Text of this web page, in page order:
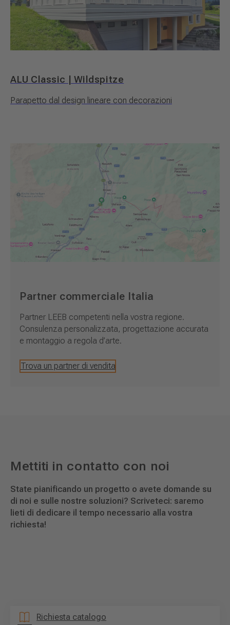
ALU Classic | Wildspitze
Parapetto dal design lineare con decorazioni
Partner commerciale Italia
Partner LEEB competenti nella vostra regione.
Consulenza personalizzata, progettazione accurata
e montaggio a regola d’arte.
Trova un partner di vendita
Mettiti in contatto con noi
State pianificando un progetto o avete domande su
di noi e sulle nostre soluzioni? Scriveteci: saremo
lieti di dedicare il tempo necessario alla vostra
richiesta!
Richiesta catalogo